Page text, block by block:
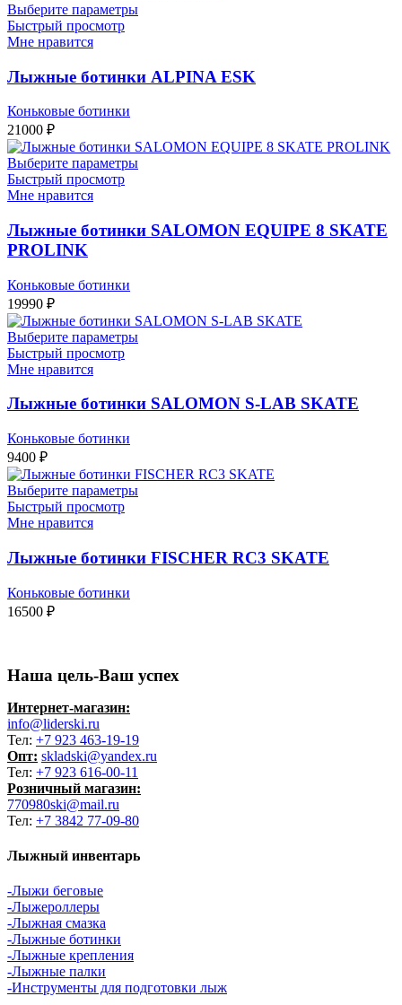
Выберите параметры
Быстрый просмотр
Мне нравится
Лыжные ботинки ALPINA ESK
Коньковые ботинки
21000 ₽
Выберите параметры
Быстрый просмотр
Мне нравится
Лыжные ботинки SALOMON EQUIPE 8 SKATE
PROLINK
Коньковые ботинки
19990 ₽
Выберите параметры
Быстрый просмотр
Мне нравится
Лыжные ботинки SALOMON S-LAB SKATE
Коньковые ботинки
9400 ₽
Выберите параметры
Быстрый просмотр
Мне нравится
Лыжные ботинки FISCHER RC3 SKATE
Коньковые ботинки
16500 ₽
Наша цель-Ваш успех
Интернет-магазин:
info@liderski.ru
Тел: +7 923 463-19-19
Опт: skladski@yandex.ru
Тел: +7 923 616-00-11
Розничный магазин:
770980ski@mail.ru
Тел: +7 3842 77-09-80
Лыжный инвентарь
-Лыжи беговые
-Лыжероллеры
-Лыжная смазка
-Лыжные ботинки
-Лыжные крепления
-Лыжные палки
-Инструменты для подготовки лыж